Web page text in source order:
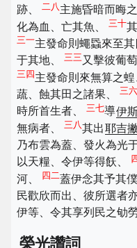
跡、
二八 主施昏暗而晦
化為血、亡其魚、
三十
三一主發命則蠅蟁來至其
于其地、
三三 又擊彼葡
三四主發命則來無算之蝗
蔬、蝕其田之諸果、 三六
時所首生者、
三七導伊
無病者、
三八其出耶吉
乃布雲為蓋、發火為光
以天糧、令伊等得飫、
河、
四二蓋伊念其予其僕
民歡欣而出、彼所選者
伊等、令其享列民之劬
榮光讚詞